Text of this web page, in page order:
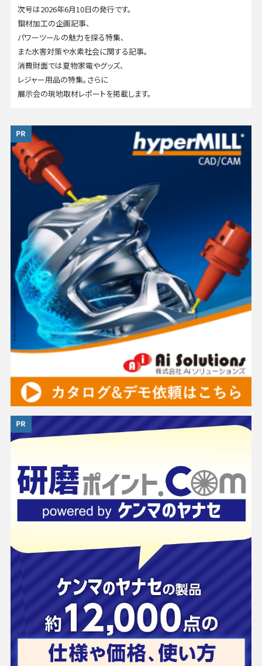
次号は2026年6月10日の発行です。
鋼材加工の企画記事、
パワーツールの魅力を探る特集、
また水害対策や水素社会に関する記事。
消費財面では夏物家電やグッズ、
レジャー用品の特集。さらに
展示会の現地取材レポートを掲載します。